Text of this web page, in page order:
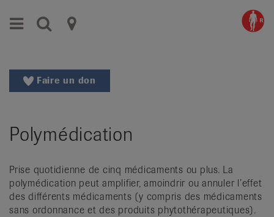
vers
au
Aller
Changer
de
Changer
de
langue:
Faire un don
Polymédication
Prise quotidienne de cinq médicaments ou plus. La
polymédication peut amplifier, amoindrir ou annuler l’effet
des différents médicaments (y compris des médicaments
sans ordonnance et des produits phytothérapeutiques).
Menu Recherche
Ligues
contre
le
|
nationales
de